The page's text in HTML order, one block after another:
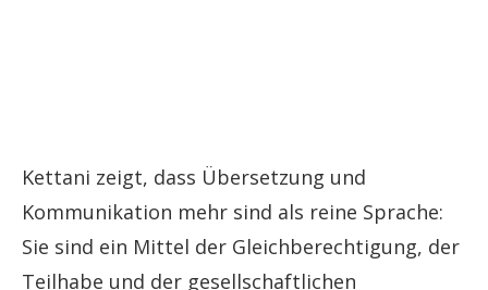
Kettani zeigt, dass Übersetzung und
Kommunikation mehr sind als reine Sprache:
Sie sind ein Mittel der Gleichberechtigung, der
Teilhabe und der gesellschaftlichen